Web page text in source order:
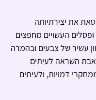
את יצירתיותה
העשויים מחפצים
עשיר של צבעים ובהמרה
השראה לעיתים
דמויות, ולעיתים